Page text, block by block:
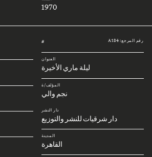
1970
رقم المرجع: A184 #
العنوان
ليلة ماري الأخيرة
المؤلف/ة
نجم والي
دار النشر
دار شرقيات للنشر والتوزيع
المدينة
القاهرة